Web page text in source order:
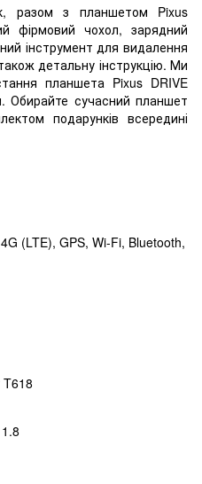
разом з планшетом Pixus
фірмовий чохол, зарядний
інструмент для видалення
детальну інструкцію. Ми
планшета Pixus DRIVE
Обирайте сучасний планшет
подарунків всередині
(LTE), GPS, Wi-Fi, Bluetooth,
T618